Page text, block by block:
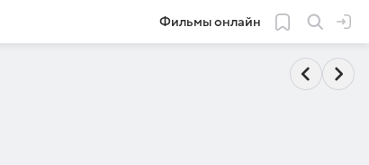
Фильмы онлайн